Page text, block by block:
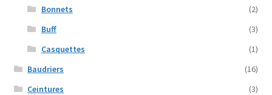
Bonnets
(2)
Buff
(3)
Casquettes
(1)
Baudriers
(16)
Ceintures
(3)